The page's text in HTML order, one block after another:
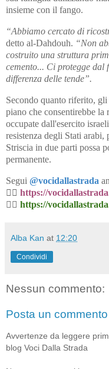
insieme con il fango.
“Abbiamo cercato di
detto al-Dahdouh. “Non
costruito una struttura
cemento... Ci protegge
differenza delle tende”.
Secondo quanto riferito,
piano che consentirebbe la
occupate dall'esercito
resistenza degli Stati
Striscia in due parti possa
permanente.
Segui @vocidallastrada
👉🏼 https://
👉🏼 https://
Alba Kan at 12:20
Condividi
Nessun commento:
Posta un commento
Avvertenze da leggere
blog Voci Dalla Strada